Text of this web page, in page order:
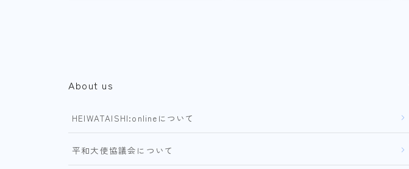
About us
HEIWATAISHI:onlineについて
平和大使協議会について